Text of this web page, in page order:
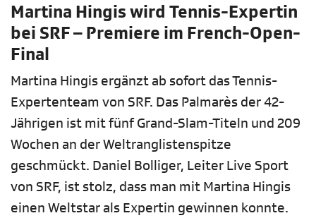
Martina Hingis wird Tennis-Expertin
bei SRF – Premiere im French-Open-
Final
Martina Hingis ergänzt ab sofort das Tennis-
Expertenteam von SRF. Das Palmarès der 42-
Jährigen ist mit fünf Grand-Slam-Titeln und 209
Wochen an der Weltranglistenspitze
geschmückt. Daniel Bolliger, Leiter Live Sport
von SRF, ist stolz, dass man mit Martina Hingis
einen Weltstar als Expertin gewinnen konnte.